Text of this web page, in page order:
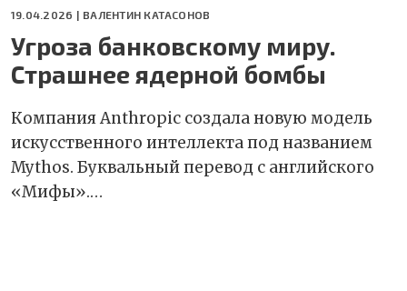
19.04.2026 | ВАЛЕНТИН КАТАСОНОВ
Угроза банковскому миру.
Страшнее ядерной бомбы
Компания Anthropic создала новую модель
искусственного интеллекта под названием
Mythos. Буквальный перевод с английского
«Мифы».…